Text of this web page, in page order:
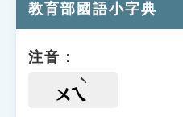
教育部國語小字典
注音：
ㄨㄟ